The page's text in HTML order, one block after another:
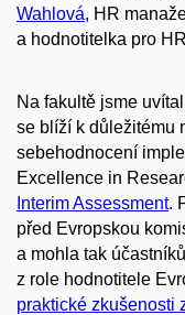
Wahlová, HR
a hodnotitelka pro
Na fakultě jsme
se blíží k důležitému
sebehodnocení
Excellence in
Interim Assessment.
před Evropskou
a mohla tak
z role hodnotitele
praktické zkušenosti